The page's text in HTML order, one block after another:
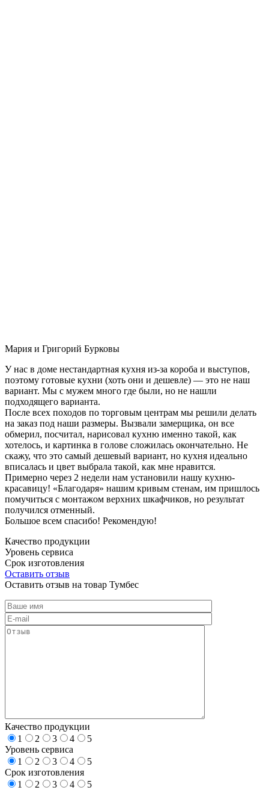
Мария и Григорий Бурковы
У нас в доме нестандартная кухня из-за короба и выступов,
поэтому готовые кухни (хоть они и дешевле) — это не наш
вариант. Мы с мужем много где были, но не нашли
подходящего варианта.
После всех походов по торговым центрам мы решили делать
на заказ под наши размеры. Вызвали замерщика, он все
обмерил, посчитал, нарисовал кухню именно такой, как
хотелось, и картинка в голове сложилась окончательно. Не
скажу, что это самый дешевый вариант, но кухня идеально
вписалась и цвет выбрала такой, как мне нравится.
Примерно через 2 недели нам установили нашу кухню-
красавицу! «Благодаря» нашим кривым стенам, им пришлось
помучиться с монтажом верхних шкафчиков, но результат
получился отменный.
Большое всем спасибо! Рекомендую!
Качество продукции
Уровень сервиса
Срок изготовления
Оставить отзыв
Оставить отзыв на товар Тумбес
Качество продукции
1
2 3 4
5
Уровень сервиса
1
2 3 4
5
Срок изготовления
1
2 3 4
5